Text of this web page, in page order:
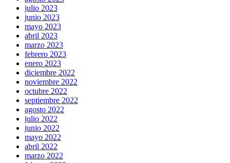
julio 2023
junio 2023
mayo 2023
abril 2023
marzo 2023
febrero 2023
enero 2023
diciembre 2022
noviembre 2022
octubre 2022
septiembre 2022
agosto 2022
julio 2022
junio 2022
mayo 2022
abril 2022
marzo 2022